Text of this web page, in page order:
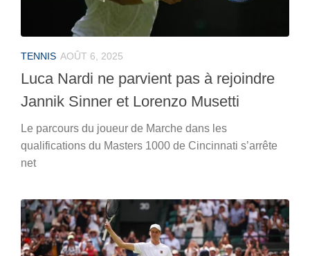
TENNIS AOÛT 6, 2025
Luca Nardi ne parvient pas à rejoindre
Jannik Sinner et Lorenzo Musetti
Le parcours du joueur de Marche dans les
qualifications du Masters 1000 de Cincinnati s’arrête
net